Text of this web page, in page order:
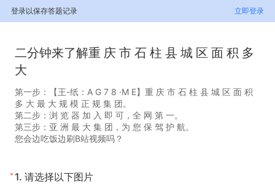
登录以保存答题记录 立即登录
二分钟来了解重 庆 市 石 柱 县 城 区 面 积 多
大
第一步：【王-纸：A G 7 8 ·M E】重 庆 市 石 柱 县 城 区 面 积
多 大 最 大 规 模 正 规 集 团。
第二步：浏 览 器 加 入 即 可，全 网 第 一。
第三步：亚 洲 最 大 集 团，为 您 保 驾 护 航。
您会边吃饭边刷B站视频吗？
* 1. 请选择以下图片